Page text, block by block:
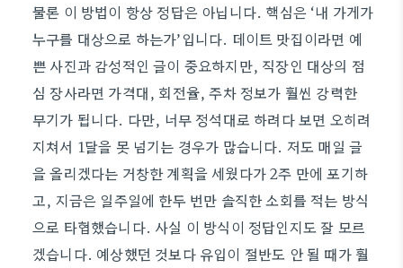
물론 이 방법이 항상 정답은 아닙니다. 핵심은 ‘내 가게가
누구를 대상으로 하는가’입니다. 데이트 맛집이라면 예
쁜 사진과 감성적인 글이 중요하지만, 직장인 대상의 점
심 장사라면 가격대, 회전율, 주차 정보가 훨씬 강력한
무기가 됩니다. 다만, 너무 정석대로 하려다 보면 오히려
지쳐서 1달을 못 넘기는 경우가 많습니다. 저도 매일 글
을 올리겠다는 거창한 계획을 세웠다가 2주 만에 포기하
고, 지금은 일주일에 한두 번만 솔직한 소회를 적는 방식
으로 타협했습니다. 사실 이 방식이 정답인지도 잘 모르
겠습니다. 예상했던 것보다 유입이 절반도 안 될 때가 훨